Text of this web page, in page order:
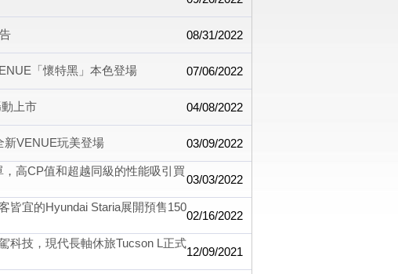
08/31/2022
「懷特黑」本色登場 07/06/2022
上市 04/08/2022
新VENUE玩美登場 03/09/2022
高CP值和超越同級的性能吸引買
03/03/2022
皆宜的Hyundai Staria展開預售150
02/16/2022
科技，現代長軸休旅Tucson L正式
12/09/2021